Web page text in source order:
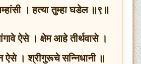
। हत्या तुम्हा घडेल ॥९॥
ऐसे । क्षेम आहे तीर्थवासे ।
ऐसे । श्रीगुरूचे सन्निधानी ॥